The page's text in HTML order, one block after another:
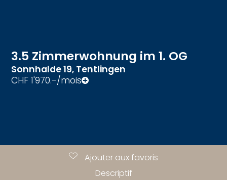
3.5 Zimmerwohnung im 1. OG
Sonnhalde 19, Tentlingen
CHF 1'970.-/mois
Descriptif
Ajouter aux favoris